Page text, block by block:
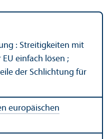
: Streitigkeiten mit
einfach lösen ;
der Schlichtung für
europäischen